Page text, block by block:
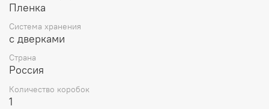
Пленка
Система хранения
с дверками
Страна
Россия
Количество коробок
1